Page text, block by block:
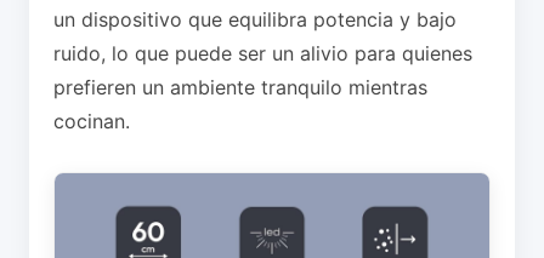
un dispositivo que equilibra potencia y bajo
ruido, lo que puede ser un alivio para quienes
prefieren un ambiente tranquilo mientras
cocinan.